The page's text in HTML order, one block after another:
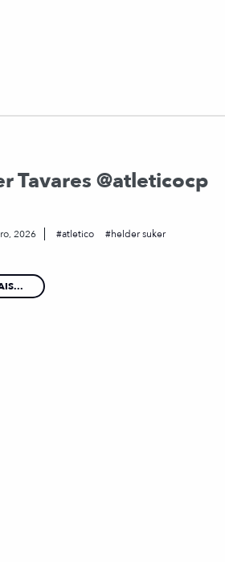
Tavares @atleticocp
2026 atletico helder suker